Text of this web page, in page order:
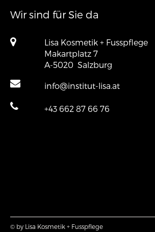
Wir sind für Sie da
Lisa Kosmetik + Fusspflege
Makartplatz 7
A-5020 Salzburg
info@institut-lisa.at
+43 662 87 66 76
© by Lisa Kosmetik + Fusspflege